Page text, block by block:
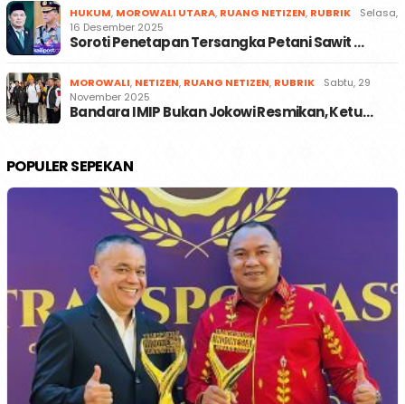
HUKUM, MOROWALI UTARA, RUANG NETIZEN, RUBRIK
Selasa,
16 Desember 2025
Soroti Penetapan Tersangka Petani Sawit …
MOROWALI, NETIZEN, RUANG NETIZEN, RUBRIK
Sabtu, 29
November 2025
Bandara IMIP Bukan Jokowi Resmikan, Ketu…
POPULER SEPEKAN